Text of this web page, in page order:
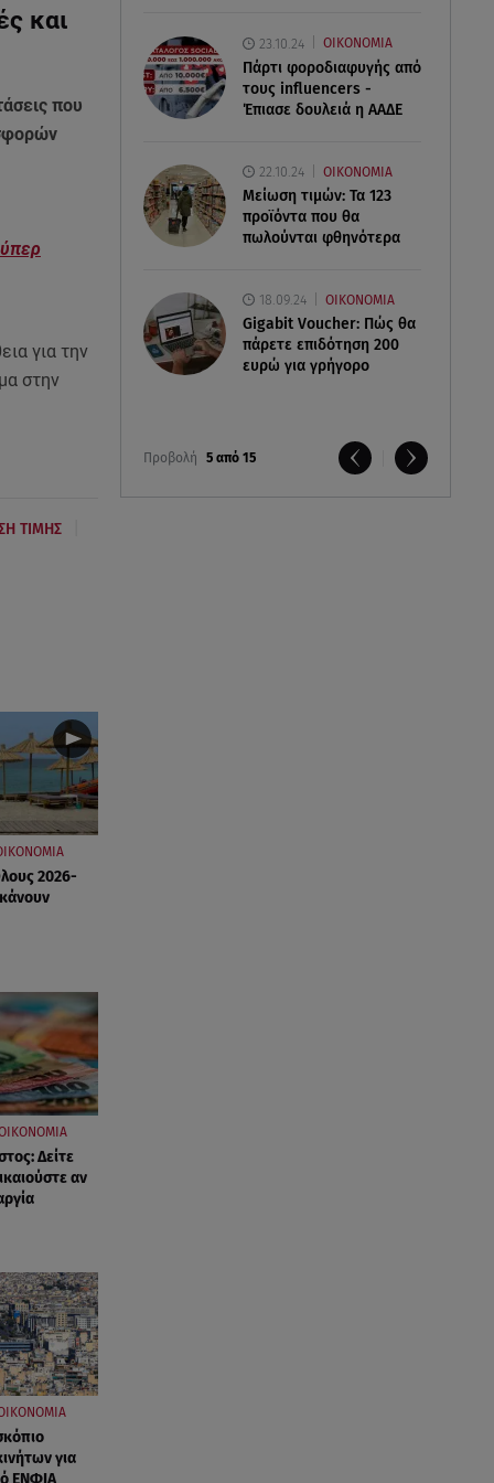
23.10.24 ΟΙΚΟΝΟΜΙΑ
Πάρτι φοροδιαφυγής από
τους influencers -
Έπιασε δουλειά η ΑΑΔΕ
22.10.24 ΟΙΚΟΝΟΜΙΑ
Μείωση τιμών: Τα 123
προϊόντα που θα
πωλούνται φθηνότερα
18.09.24 ΟΙΚΟΝΟΜΙΑ
Gigabit Voucher: Πώς θα
πάρετε επιδότηση 200
ευρώ για γρήγορο
Προβολή 5 από 15
και
που
για την
στην
ΤΙΜΗΣ
2026-
Δείτε
αν
για
ΕΝΦΙΑ